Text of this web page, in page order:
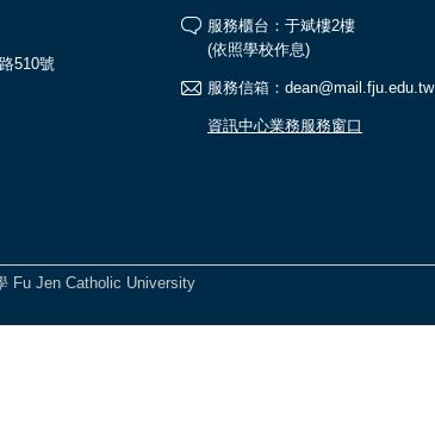
510號
服務櫃台：于斌樓2樓
(依照學校作息)
服務信箱：dean@mail.fju.edu.tw
資訊中心業務服務窗口
Fu Jen Catholic University